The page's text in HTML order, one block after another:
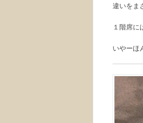
違いをま
１階席に
いやーほ